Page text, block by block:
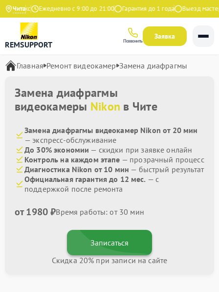
Чита
Яндекс Ежедневно с 9:00 до 21:00 Гарантия до 1 года Выезд мастера
REMSUPPORT Позвонить
Заявка
Главная Ремонт видеокамер Замена диафрагмы
Замена диафрагмы
видеокамеры Nikon в Чите
Замена диафрагмы видеокамер Nikon от 20 мин
— экспресс-обслуживание
До 30% экономии — скидки при заявке онлайн
Контроль на каждом этапе — прозрачный процесс
Диагностика Nikon от 10 мин — быстрый результат
Официальная гарантия до 12 мес. — с
поддержкой после ремонта
от 1980 ₽Время работы: от 30 мин
Записаться
Скидка 20% при записи на сайте